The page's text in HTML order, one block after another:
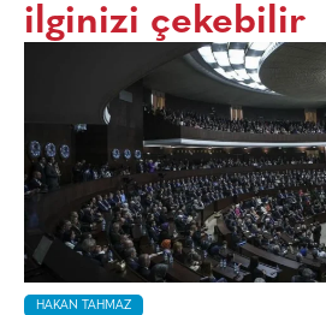
ilginizi çekebilir
HAKAN TAHMAZ